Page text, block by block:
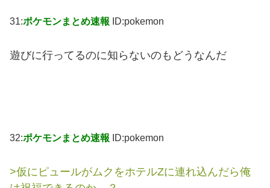
31:ポケモンまとめ速報 ID:pokemon
遊びに行ってるのに知らないのもどうなんだ
32:ポケモンまとめ速報 ID:pokemon
>仮にピュールがムクをホテルZに連れ込んだら俺